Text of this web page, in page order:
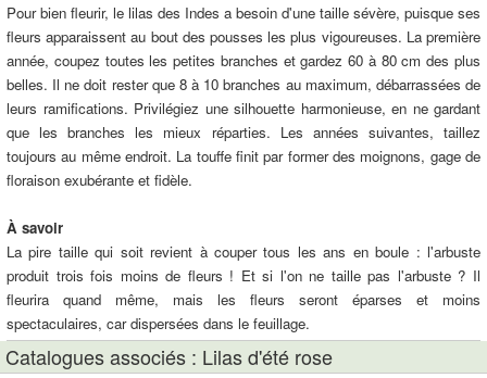
Pour bien fleurir, le lilas des Indes a besoin d'une taille sévère, puisque ses
fleurs apparaissent au bout des pousses les plus vigoureuses. La première
année, coupez toutes les petites branches et gardez 60 à 80 cm des plus
belles. Il ne doit rester que 8 à 10 branches au maximum, débarrassées de
leurs ramifications. Privilégiez une silhouette harmonieuse, en ne gardant
que les branches les mieux réparties. Les années suivantes, taillez
toujours au même endroit. La touffe finit par former des moignons, gage de
floraison exubérante et fidèle.
À savoir
La pire taille qui soit revient à couper tous les ans en boule : l'arbuste
produit trois fois moins de fleurs ! Et si l'on ne taille pas l'arbuste ? Il
fleurira quand même, mais les fleurs seront éparses et moins
spectaculaires, car dispersées dans le feuillage.
Catalogues associés : Lilas d'été rose